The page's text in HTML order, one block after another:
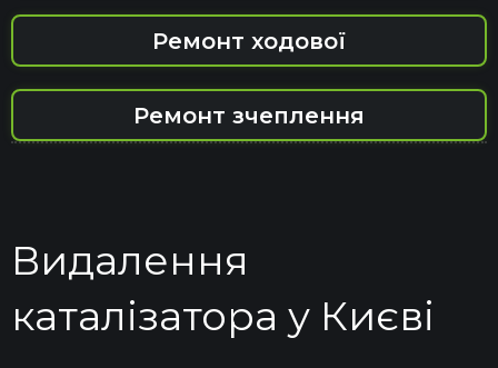
Ремонт ходової
Ремонт зчеплення
Видалення
каталізатора у Києві